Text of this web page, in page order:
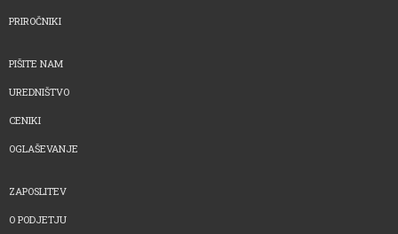
PRIROČNIKI
PIŠITE NAM
UREDNIŠTVO
CENIKI
OGLAŠEVANJE
ZAPOSLITEV
O PODJETJU